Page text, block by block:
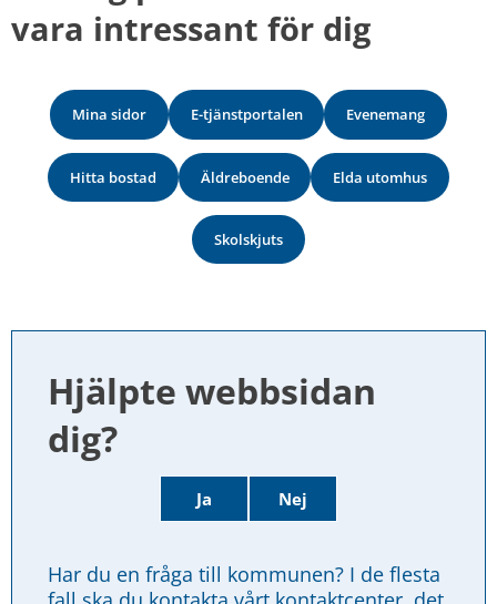
vara intressant för dig
Mina sidor E-tjänstportalen Evenemang
Hitta bostad Äldreboende Elda utomhus
Skolskjuts
Hjälpte webbsidan
dig?
Ja Nej
Har du en fråga till kommunen? I de flesta